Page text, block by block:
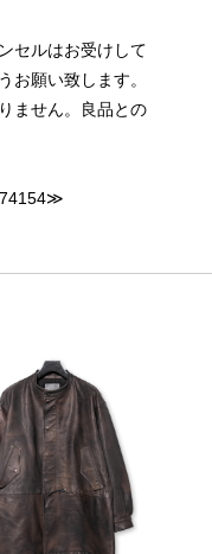
セルはお受けして
お願い致します。
ません。良品との
≫